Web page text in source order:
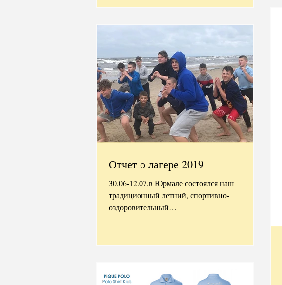
Отчет о лагере 2019
30.06-12.07,в Юрмале состоялся наш
традиционный летний, спортивно-
оздоровительный